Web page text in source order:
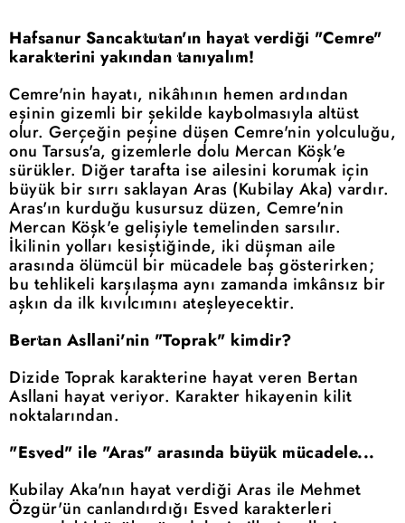
Hafsanur Sancaktutan'ın hayat verdiği "Cemre"
karakterini yakından tanıyalım!
Cemre'nin hayatı, nikâhının hemen ardından
eşinin gizemli bir şekilde kaybolmasıyla altüst
olur. Gerçeğin peşine düşen Cemre'nin yolculuğu,
onu Tarsus'a, gizemlerle dolu Mercan Köşk'e
sürükler. Diğer tarafta ise ailesini korumak için
büyük bir sırrı saklayan Aras (Kubilay Aka) vardır.
Aras'ın kurduğu kusursuz düzen, Cemre'nin
Mercan Köşk'e gelişiyle temelinden sarsılır.
İkilinin yolları kesiştiğinde, iki düşman aile
arasında ölümcül bir mücadele baş gösterirken;
bu tehlikeli karşılaşma aynı zamanda imkânsız bir
aşkın da ilk kıvılcımını ateşleyecektir.
Bertan Asllani'nin "Toprak" kimdir?
Dizide Toprak karakterine hayat veren Bertan
Asllani hayat veriyor. Karakter hikayenin kilit
noktalarından.
"Esved" ile "Aras" arasında büyük mücadele...
Kubilay Aka'nın hayat verdiği Aras ile Mehmet
Özgür'ün canlandırdığı Esved karakterleri